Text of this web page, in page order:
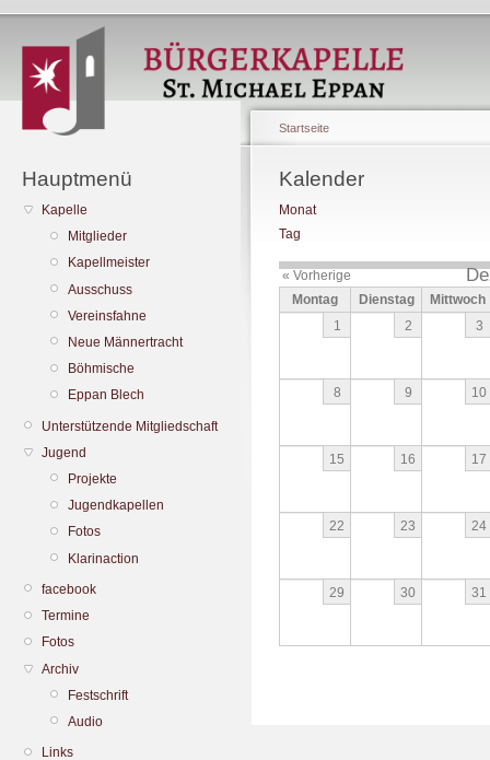
Hauptmenü
Kapelle
Mitglieder
Kapellmeister
Ausschuss
Vereinsfahne
Neue Männertracht
Böhmische
Eppan Blech
Unterstützende Mitgliedschaft
Jugend
Projekte
Jugendkapellen
Fotos
Klarinaction
facebook
Termine
Fotos
Archiv
Festschrift
Audio
Links
Startseite
Kalender
Monat
Tag
« Vorherige
Montag Dienstag
Mittwoch
1
2 3
8 9 10
15 16 17
22 23 24
29 30 31